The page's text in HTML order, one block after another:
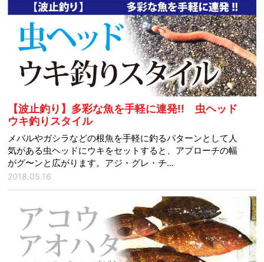
【波止釣り】多彩な魚を手軽に連発!! 虫ヘッド
ウキ釣りスタイル
メバルやガシラなどの根魚を手軽に釣るパターンとして人
気がある虫ヘッドにウキをセットすると、アプローチの幅
がグ〜ンと広がります。アジ・グレ・チ...
2018.05.16